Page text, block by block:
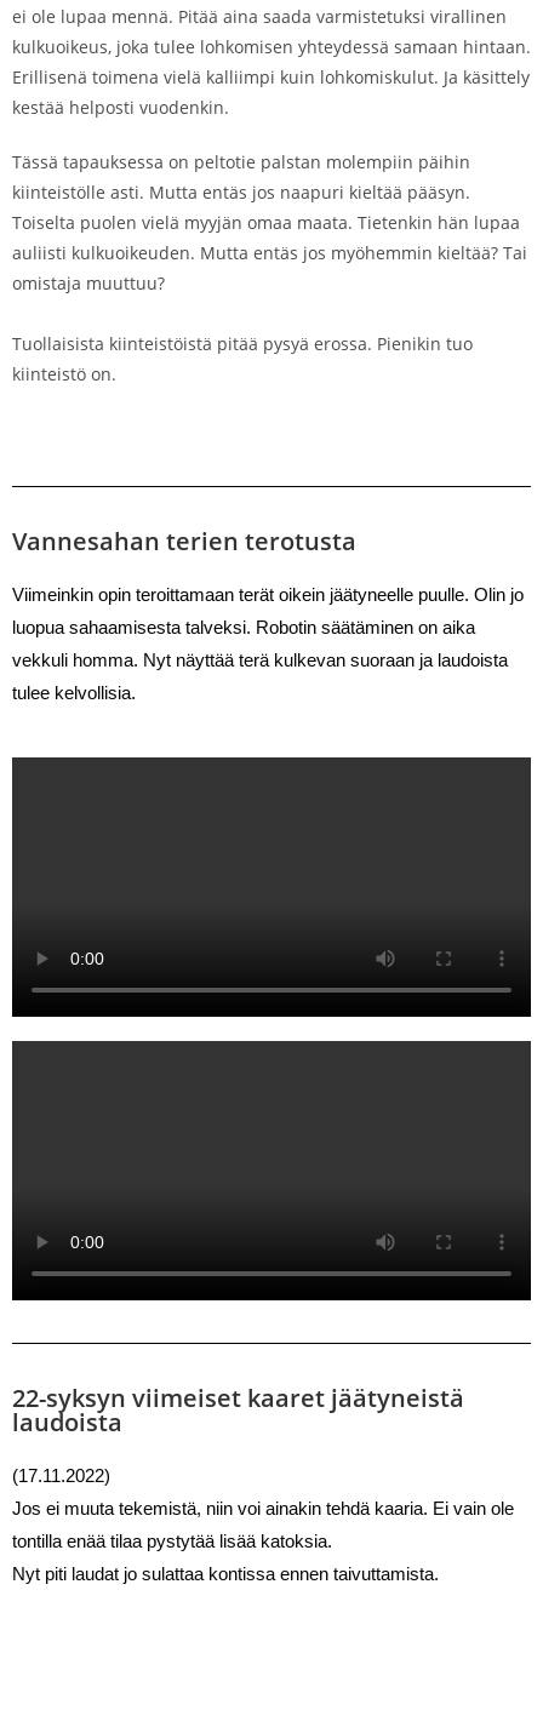
ei ole lupaa mennä. Pitää aina saada varmistetuksi virallinen
kulkuoikeus, joka tulee lohkomisen yhteydessä samaan hintaan.
Erillisenä toimena vielä kalliimpi kuin lohkomiskulut. Ja käsittely
kestää helposti vuodenkin.
Tässä tapauksessa on peltotie palstan molempiin päihin
kiinteistölle asti. Mutta entäs jos naapuri kieltää pääsyn.
Toiselta puolen vielä myyjän omaa maata. Tietenkin hän lupaa
auliisti kulkuoikeuden. Mutta entäs jos myöhemmin kieltää? Tai
omistaja muuttuu?
Tuollaisista kiinteistöistä pitää pysyä erossa. Pienikin tuo
kiinteistö on.
Vannesahan terien terotusta
Viimeinkin opin teroittamaan terät oikein jäätyneelle puulle. Olin jo
luopua sahaamisesta talveksi. Robotin säätäminen on aika
vekkuli homma. Nyt näyttää terä kulkevan suoraan ja laudoista
tulee kelvollisia.
22-syksyn viimeiset kaaret jäätyneistä
laudoista
(17.11.2022)
Jos ei muuta tekemistä, niin voi ainakin tehdä kaaria. Ei vain ole
tontilla enää tilaa pystytää lisää katoksia.
Nyt piti laudat jo sulattaa kontissa ennen taivuttamista.